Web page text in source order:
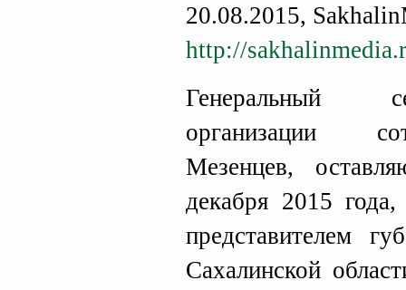
20.08.2015,
http://
Генеральный
организации
Мезенцев,
декабря 2015
представителем
Сахалинской